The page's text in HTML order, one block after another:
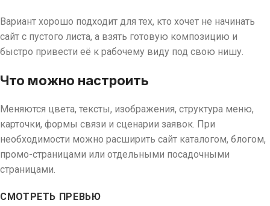
Вариант хорошо подходит для тех, кто хочет не начинать
сайт с пустого листа, а взять готовую композицию и
быстро привести её к рабочему виду под свою нишу.
Что можно настроить
Меняются цвета, тексты, изображения, структура меню,
карточки, формы связи и сценарии заявок. При
необходимости можно расширить сайт каталогом, блогом,
промо-страницами или отдельными посадочными
страницами.
СМОТРЕТЬ ПРЕВЬЮ